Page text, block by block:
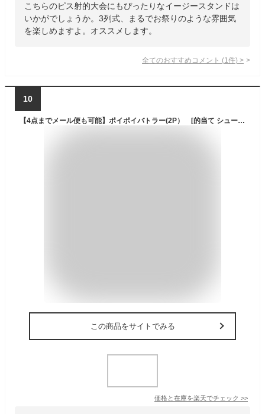
こちらのピス射的大会にもぴったりなイージースタンドは
いかがでしょうか。3列式、まるでお祭りのような雰囲気
を楽しめますよ。オススメします。
全てのおすすめコメント (1 件) >
10
【4点までメール便も可能】ポイポイバトラー(2P） [的当て シューティングゲーム 水鉄砲合戦 水遊び 夏休み サバゲー サバイバルゲーム]【_280113】
この商品をサイトでみる
価格と在庫を楽天でチェック >>